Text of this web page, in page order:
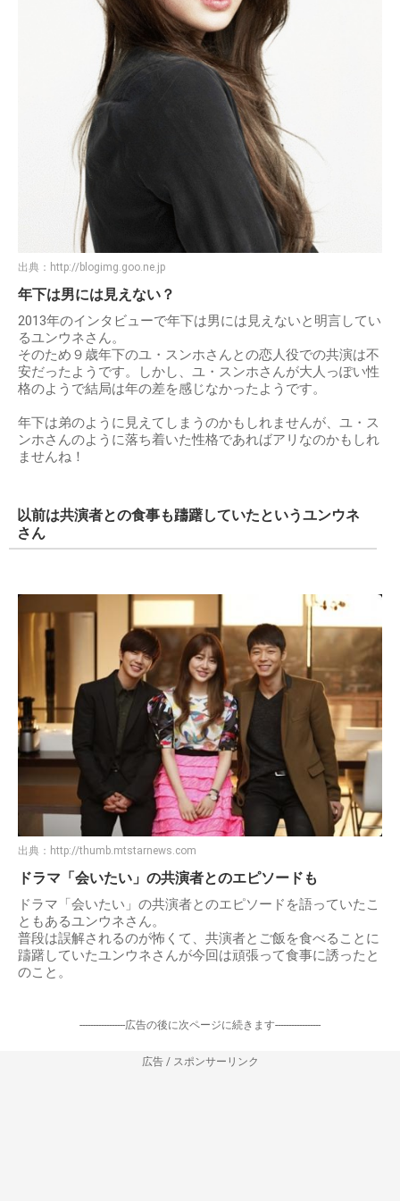
出典： http://blogimg.goo.ne.jp
年下は男には見えない？
2013年のインタビューで年下は男には見えないと明言してい
るユンウネさん。
そのため９歳年下のユ・スンホさんとの恋人役での共演は不
安だったようです。しかし、ユ・スンホさんが大人っぽい性
格のようで結局は年の差を感じなかったようです。
年下は弟のように見えてしまうのかもしれませんが、ユ・ス
ンホさんのように落ち着いた性格であればアリなのかもしれ
ませんね！
以前は共演者との食事も躊躇していたというユンウネ
さん
出典： http://thumb.mtstarnews.com
ドラマ「会いたい」の共演者とのエピソードも
ドラマ「会いたい」の共演者とのエピソードを語っていたこ
ともあるユンウネさん。
普段は誤解されるのが怖くて、共演者とご飯を食べることに
躊躇していたユンウネさんが今回は頑張って食事に誘ったと
のこと。
-----------------広告の後に次ページに続きます-----------------
広告 / スポンサーリンク